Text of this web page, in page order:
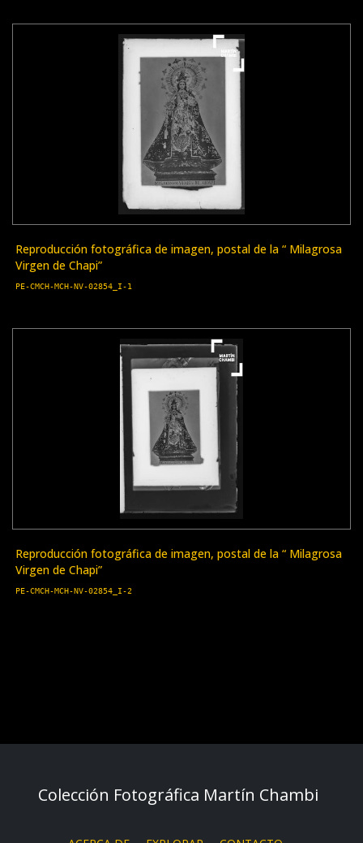
Reproducción fotográfica de imagen, postal de la “ Milagrosa
Virgen de Chapi”
PE-CMCH-MCH-NV-02854_I-1
Reproducción fotográfica de imagen, postal de la “ Milagrosa
Virgen de Chapi”
PE-CMCH-MCH-NV-02854_I-2
Colección Fotográfica Martín Chambi